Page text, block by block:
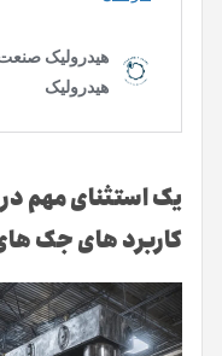
یک استثنای مهم
کاربرد های جک